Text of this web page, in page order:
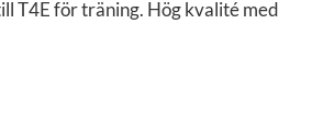
T4E för träning. Hög kvalité med